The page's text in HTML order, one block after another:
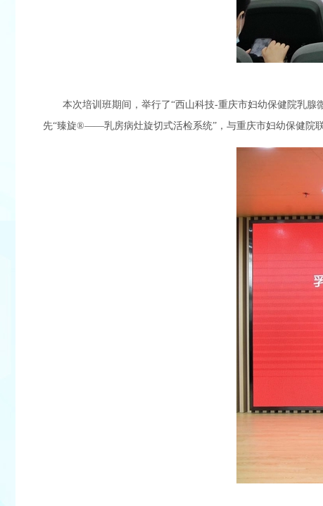
本次培训班期间，举行了“西山科技-重庆市妇幼保健院乳
先“臻旋®——乳房病灶旋切式活检系统”，与重庆市妇幼保健院